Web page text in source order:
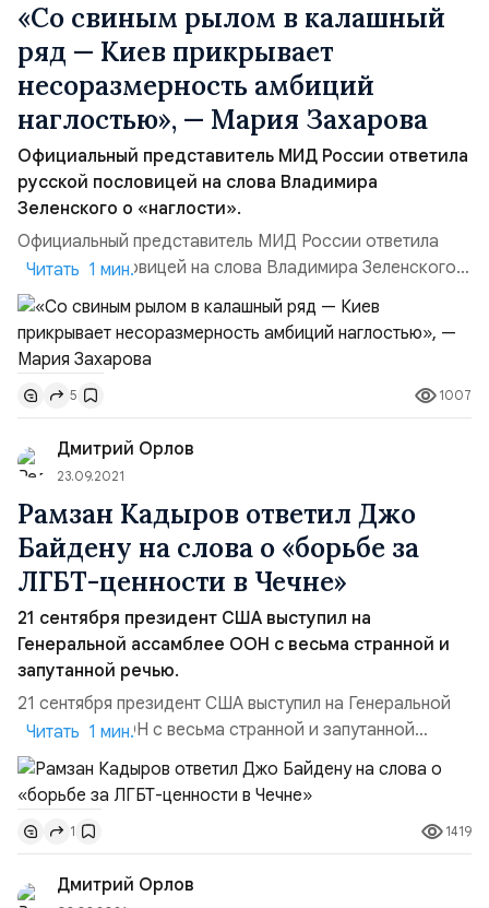
«Со свиным рылом в калашный
ряд — Киев прикрывает
несоразмерность амбиций
наглостью», — Мария Захарова
Официальный представитель МИД России ответила
русской пословицей на слова Владимира
Зеленского о «наглости».
Официальный представитель МИД России ответила
русской пословицей на слова Владимира Зеленского о
«наглости». Украинский президент, во время поездки
во Львовскую область, отметился странным
высказыванием — назвал политику властей
Незалежной «наглой». При этом Владимир Зеленский
ещё и добавил, что «без этого никто не будет видеть
развития этой страны». ПО...
Читать 1 мин.
5 1007
Дмитрий Орлов
23.09.2021
Рамзан Кадыров ответил Джо
Байдену на слова о «борьбе за
ЛГБТ-ценности в Чечне»
21 сентября президент США выступил на
Генеральной ассамблее ООН с весьма странной и
запутанной речью.
21 сентября президент США выступил на Генеральной
ассамблее ООН с весьма странной и запутанной
речью. Выступая с трибуны ООН, Джо Байден заявил о
борьбе за демократию и права ЛГБТ-представителей
по всему миру — в том числе и о поддержке секс-
меньшинств от Чечни до Камеруна. Почему
американски лидер вознамерился бороться за права
ЛГБТ-сообществ именно в ...
Читать 1 мин.
1 1419
Дмитрий Орлов